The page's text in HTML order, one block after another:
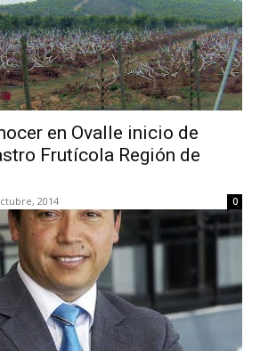
en Ovalle inicio de
Frutícola Región de
2014 0